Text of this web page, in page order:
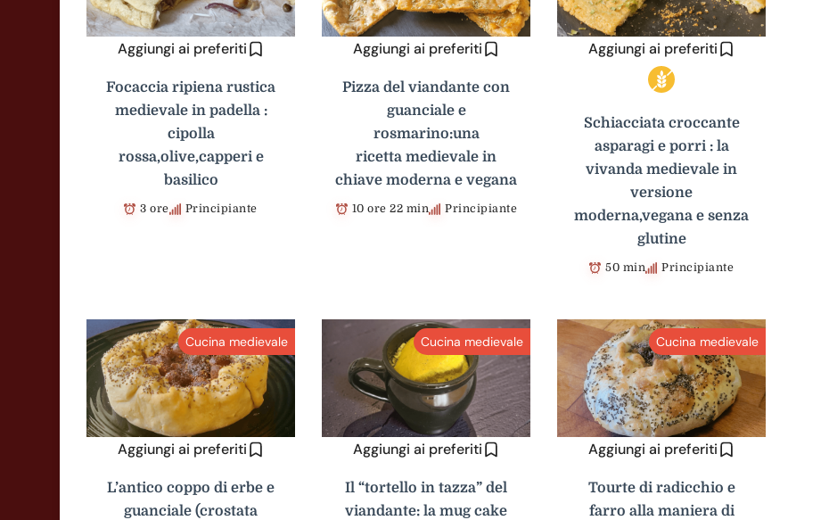
Aggiungi ai preferiti
Focaccia ripiena rustica
medievale in padella :
cipolla
rossa,olive,capperi e
basilico
3 ore Principiante
Aggiungi ai preferiti
Pizza del viandante con
guanciale e
rosmarino:una
ricetta medievale in
chiave moderna e vegana
10 ore 22 min Principiante
Aggiungi ai preferiti
Schiacciata croccante
asparagi e porri : la
vivanda medievale in
versione
moderna,vegana e senza
glutine
50 min Principiante
Aggiungi ai preferiti
Cucina medievale
L’antico coppo di erbe e
guanciale (crostata
Aggiungi ai preferiti
Cucina medievale
Il “tortello in tazza” del
viandante: la mug cake
Aggiungi ai preferiti
Cucina medievale
Tourte di radicchio e
farro alla maniera di